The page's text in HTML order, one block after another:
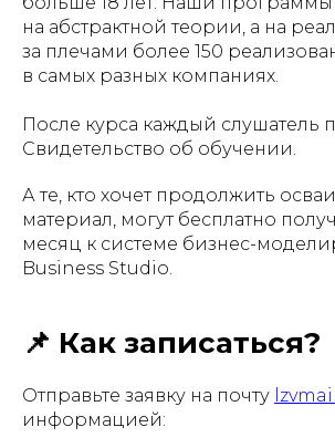
на абстрактной теории, а на
за плечами более 150
в самых разных компаниях.
После курса каждый слушатель
Свидетельство об обучении.
А те, кто хочет продолжить
материал, могут бесплатно
месяц к системе бизнес-
Business Studio.
📌 Как записаться?
Отправьте заявку на почту
информацией: